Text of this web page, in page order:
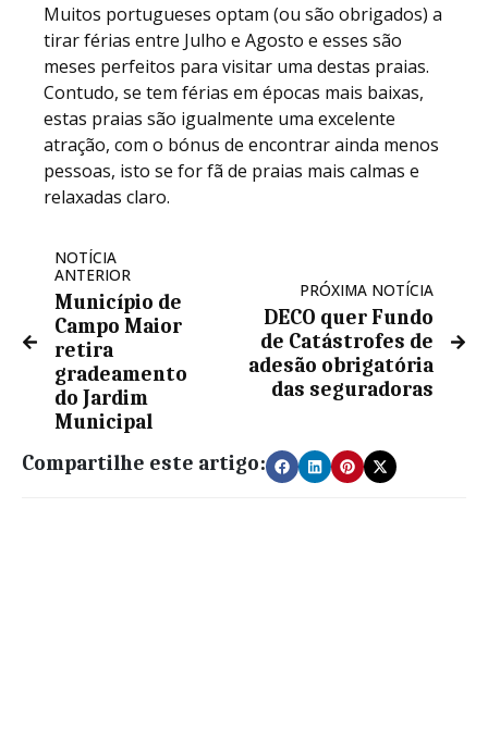
Muitos portugueses optam (ou são obrigados) a
tirar férias entre Julho e Agosto e esses são
meses perfeitos para visitar uma destas praias.
Contudo, se tem férias em épocas mais baixas,
estas praias são igualmente uma excelente
atração, com o bónus de encontrar ainda menos
pessoas, isto se for fã de praias mais calmas e
relaxadas claro.
NOTÍCIA
ANTERIOR
Município de
Campo Maior
retira
gradeamento
do Jardim
Municipal
PRÓXIMA NOTÍCIA
DECO quer Fundo
de Catástrofes de
adesão obrigatória
das seguradoras
Compartilhe este artigo: